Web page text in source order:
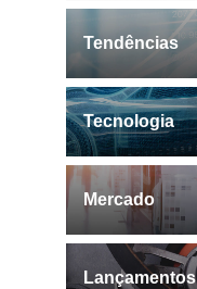
Tendências
Tecnologia
Mercado
Lançamentos